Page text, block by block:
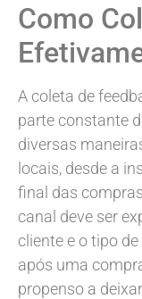
Como
A coleta de
parte constante
diversas
locais, desde a
final das
canal deve ser
cliente e o tipo
após uma
propenso a